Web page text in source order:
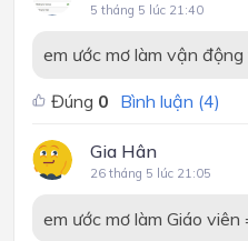
5 tháng 5 lúc 21:40
em ước mơ làm vận
Đúng 0 Bình luận (4)
Gia Hân
26 tháng 5 lúc 21:05
em ước mơ làm Giáo viên